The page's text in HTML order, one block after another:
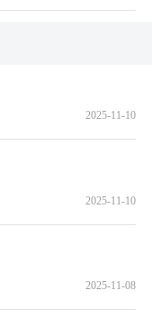
2025-11-10
2025-11-10
2025-11-08